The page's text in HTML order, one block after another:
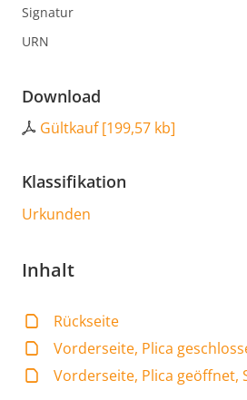
Signatur
URN
Download
Gültkauf[199,57 kb]
Klassifikation
Urkunden
Inhalt
Rückseite
Vorderseite, Plica
Vorderseite, Plica geöffnet,